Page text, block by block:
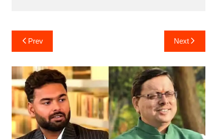
Post
navigation
Prev Next